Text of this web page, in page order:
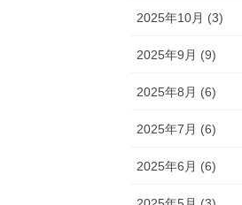
2025年10月 (3)
2025年9月 (9)
2025年8月 (6)
2025年7月 (6)
2025年6月 (6)